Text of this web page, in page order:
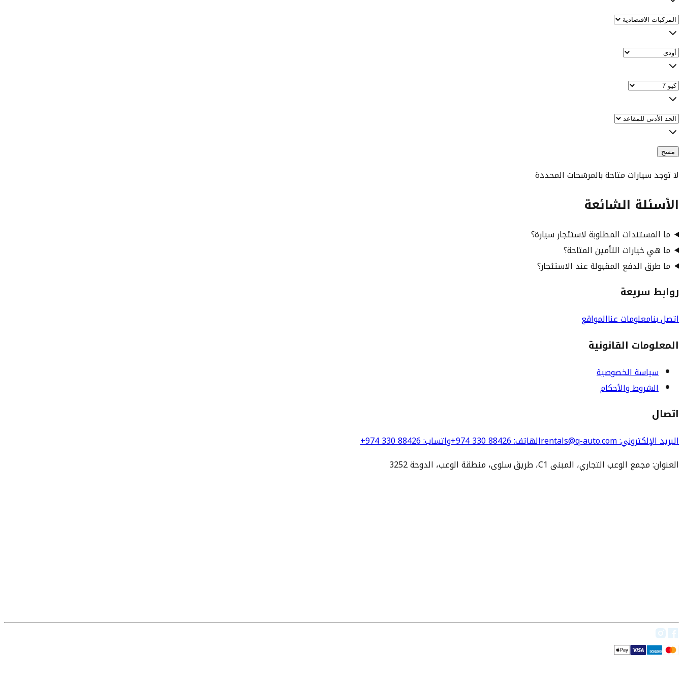
مسح
لا توجد سيارات متاحة بالمرشحات المحددة
الأسئلة الشائعة
ما المستندات المطلوبة لاستئجار سيارة؟
ما هي خيارات التأمين المتاحة؟
ما طرق الدفع المقبولة عند الاستئجار؟
روابط سريعة
اتصل بنامعلومات عناالمواقع
المعلومات القانونية
سياسة الخصوصية
الشروط والأحكام
اتصال
البريد الإلكتروني: rentals@q-auto.com الهاتف:
+974 330 88426واتساب:
+974 330 88426
العنوان: مجمع الوعب التجاري، المبنى C1، طريق سلوى، منطقة الوعب، الدوحة 3252